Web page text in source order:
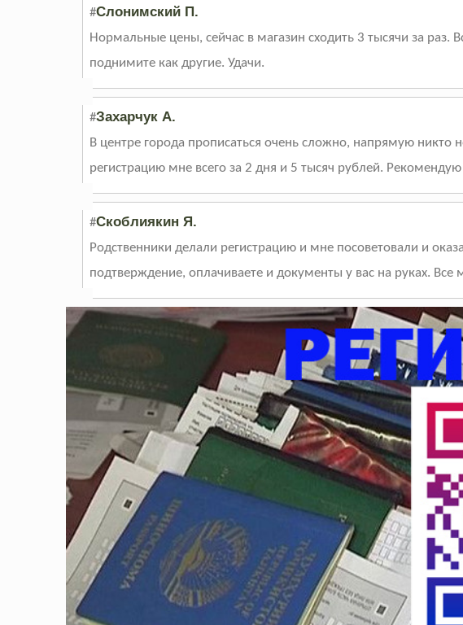
#Слонимский П.
Нормальные цены, сейчас в магазин сходить 3 тысячи за
поднимите как другие. Удачи.
#Захарчук А.
В центре города прописаться очень сложно, напрямую
регистрацию мне всего за 2 дня и 5 тысяч рублей.
#Скоблиякин Я.
Родственники делали регистрацию и мне посоветовали и
подтверждение, оплачиваете и документы у вас на руках.